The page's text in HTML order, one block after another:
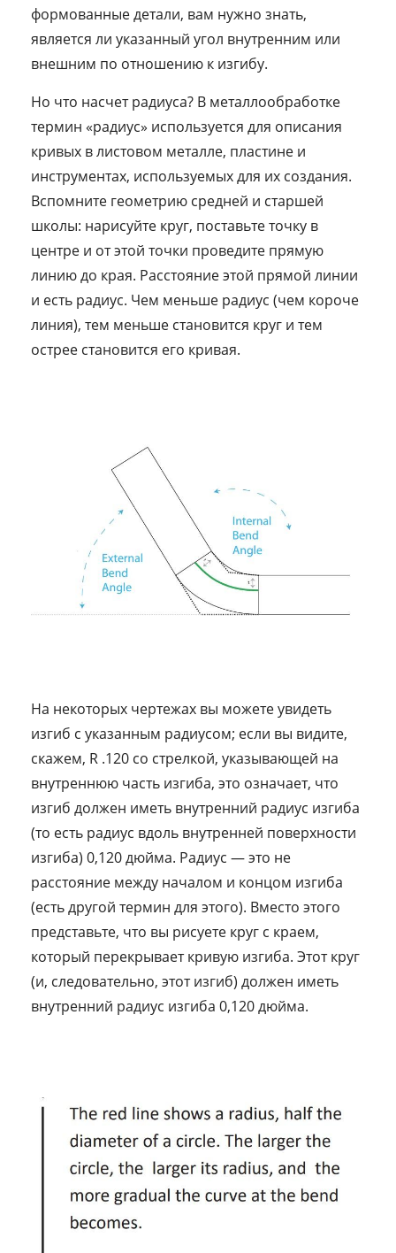
формованные детали, вам нужно знать,
является ли указанный угол внутренним или
внешним по отношению к изгибу.
Но что насчет радиуса? В металлообработке
термин «радиус» используется для описания
кривых в листовом металле, пластине и
инструментах, используемых для их создания.
Вспомните геометрию средней и старшей
школы: нарисуйте круг, поставьте точку в
центре и от этой точки проведите прямую
линию до края. Расстояние этой прямой линии
и есть радиус. Чем меньше радиус (чем короче
линия), тем меньше становится круг и тем
острее становится его кривая.
На некоторых чертежах вы можете увидеть
изгиб с указанным радиусом; если вы видите,
скажем, R .120 со стрелкой, указывающей на
внутреннюю часть изгиба, это означает, что
изгиб должен иметь внутренний радиус изгиба
(то есть радиус вдоль внутренней поверхности
изгиба) 0,120 дюйма. Радиус — это не
расстояние между началом и концом изгиба
(есть другой термин для этого). Вместо этого
представьте, что вы рисуете круг с краем,
который перекрывает кривую изгиба. Этот круг
(и, следовательно, этот изгиб) должен иметь
внутренний радиус изгиба 0,120 дюйма.